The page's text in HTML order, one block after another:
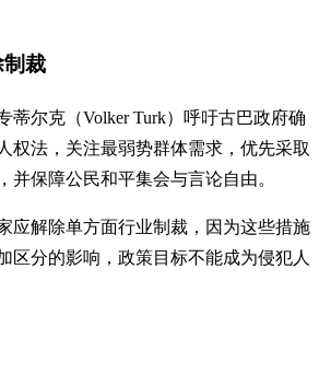
裁
蒂尔克（Volker Turk）呼吁古巴政府确
权法，关注最弱势群体需求，优先采取
并保障公民和平集会与言论自由。
应解除单方面行业制裁，因为这些措施
区分的影响，政策目标不能成为侵犯人